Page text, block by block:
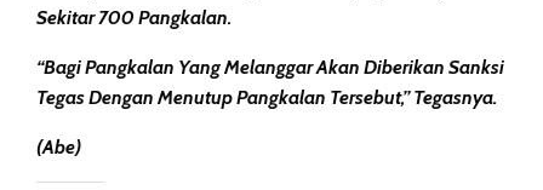
Sekitar 700 Pangkalan.
“Bagi Pangkalan Yang Melanggar Akan Diberikan Sanksi
Tegas Dengan Menutup Pangkalan Tersebut,” Tegasnya.
(abe)